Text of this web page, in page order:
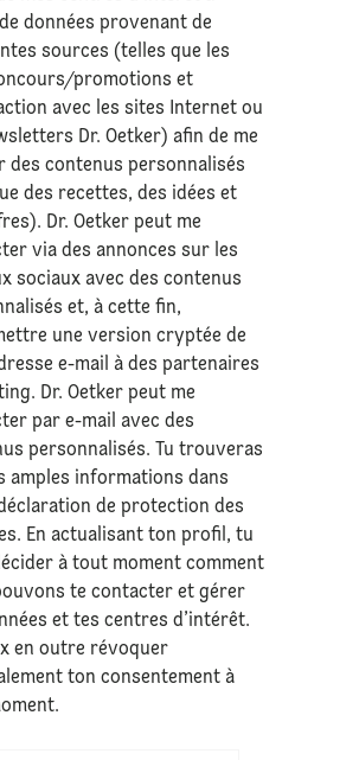
données provenant de
sources (telles que les
promotions et
avec les sites Internet ou
Dr. Oetker) afin de me
des contenus personnalisés
des recettes, des idées et
Dr. Oetker peut me
via des annonces sur les
sociaux avec des contenus
et, à cette fin,
une version cryptée de
e-mail à des partenaires
Dr. Oetker peut me
par e-mail avec des
personnalisés. Tu trouveras
amples informations dans
deprotection des
. En actualisant ton profil, tu
à tout moment comment
te contacter et gérer
et tes centres d’intérêt.
en outre révoquer
ton consentement à